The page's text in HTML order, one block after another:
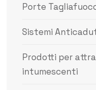
Porte
Sistemi
Prodotti per
intumescenti